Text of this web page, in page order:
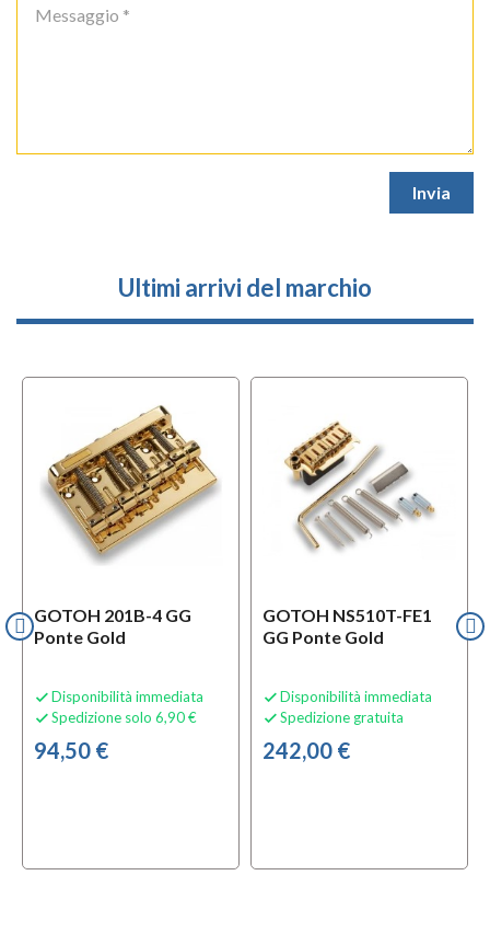
Ultimi arrivi del marchio
GOTOH 201B-4 GG
Ponte Gold
 Disponibilità immediata
 Spedizione solo 6,90 €
94,50 €
GOTOH NS510T-FE1
GG Ponte Gold
 Disponibilità immediata
 Spedizione gratuita
242,00 €